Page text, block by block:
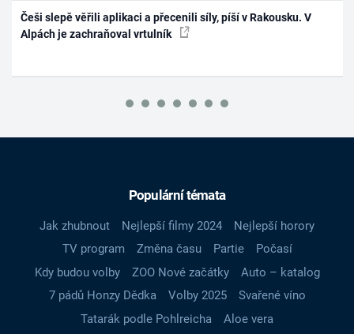
Češi slepě věřili aplikaci a přecenili síly, píší v Rakousku. V
Alpách je zachraňoval vrtulník
Populární témata
Jak zhubnout Nejlepší filmy 2024
Nejlepší horory
TV program
Změna času Partie
Počasí
Kdy budou volby
ZOO Nové začátky
Auto – katalog
7 pádů Honzy Dědka
Volby 2025
Svařené víno
Tatarák podle Pohlreicha
Aloe vera